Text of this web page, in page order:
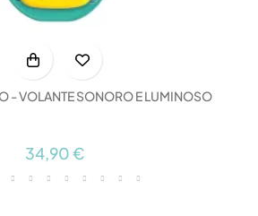
- VOLANTE SONORO E LUMINOSO
34,90 €